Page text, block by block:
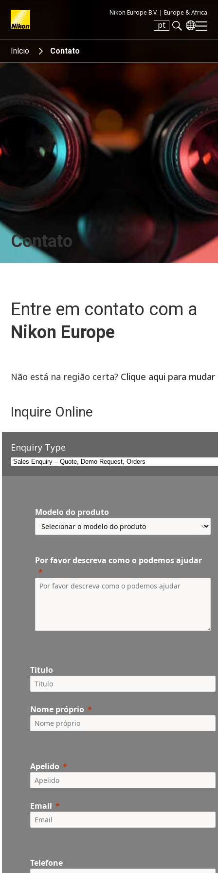
Nikon Europe B.V. | Europe & Africa
pt
Search keyword(s)
Início Contato
Contato
Entre em contato com a
Nikon Europe
Não está na região certa? Clique aqui para mudar
Inquire Online
Enquiry Type
Modelo do produto
Por favor descreva como o podemos ajudar
Titulo
Nome próprio
Apelido
Email
Telefone